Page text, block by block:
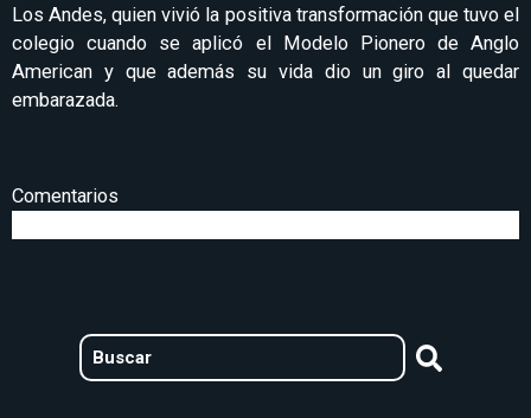
Los Andes, quien vivió la positiva transformación que tuvo el
colegio cuando se aplicó el Modelo Pionero de Anglo
American y que además su vida dio un giro al quedar
embarazada.
Comentarios